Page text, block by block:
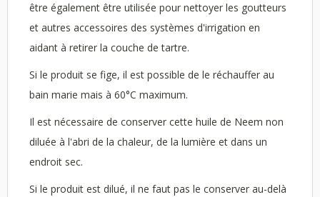
être également être utilisée pour nettoyer les goutteurs
et autres accessoires des systèmes d'irrigation en
aidant à retirer la couche de tartre.
Si le produit se fige, il est possible de le réchauffer au
bain marie mais à 60°C maximum.
Il est nécessaire de conserver cette huile de Neem non
diluée à l'abri de la chaleur, de la lumière et dans un
endroit sec.
Si le produit est dilué, il ne faut pas le conserver au-delà